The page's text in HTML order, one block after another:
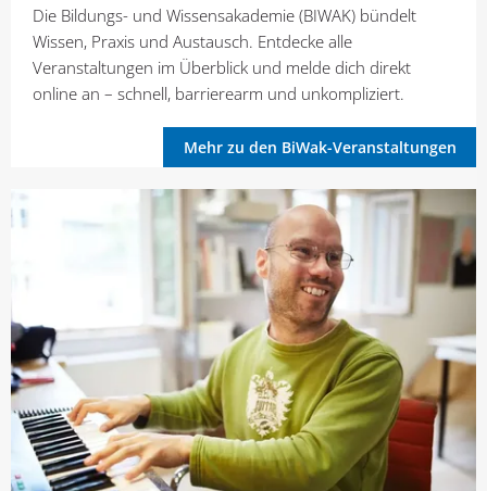
Die Bildungs- und Wissensakademie (BIWAK) bündelt
Wissen, Praxis und Austausch. Entdecke alle
Veranstaltungen im Überblick und melde dich direkt
online an – schnell, barrierearm und unkompliziert.
Mehr zu den BiWak-Veranstaltungen